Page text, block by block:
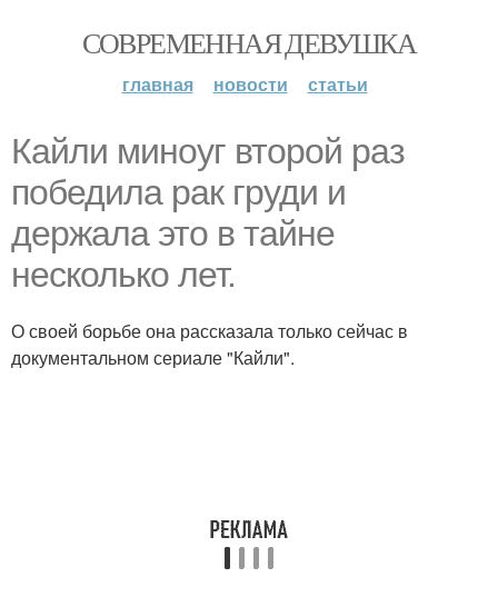
СОВРЕМЕННАЯ ДЕВУШКА
главная новости статьи
Кайли миноуг второй раз
победила рак груди и
держала это в тайне
несколько лет.
О своей борьбе она рассказала только сейчас в
документальном сериале "Кайли".